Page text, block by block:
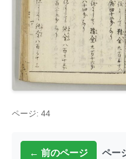
ページ: 44
← 前のページ ペー